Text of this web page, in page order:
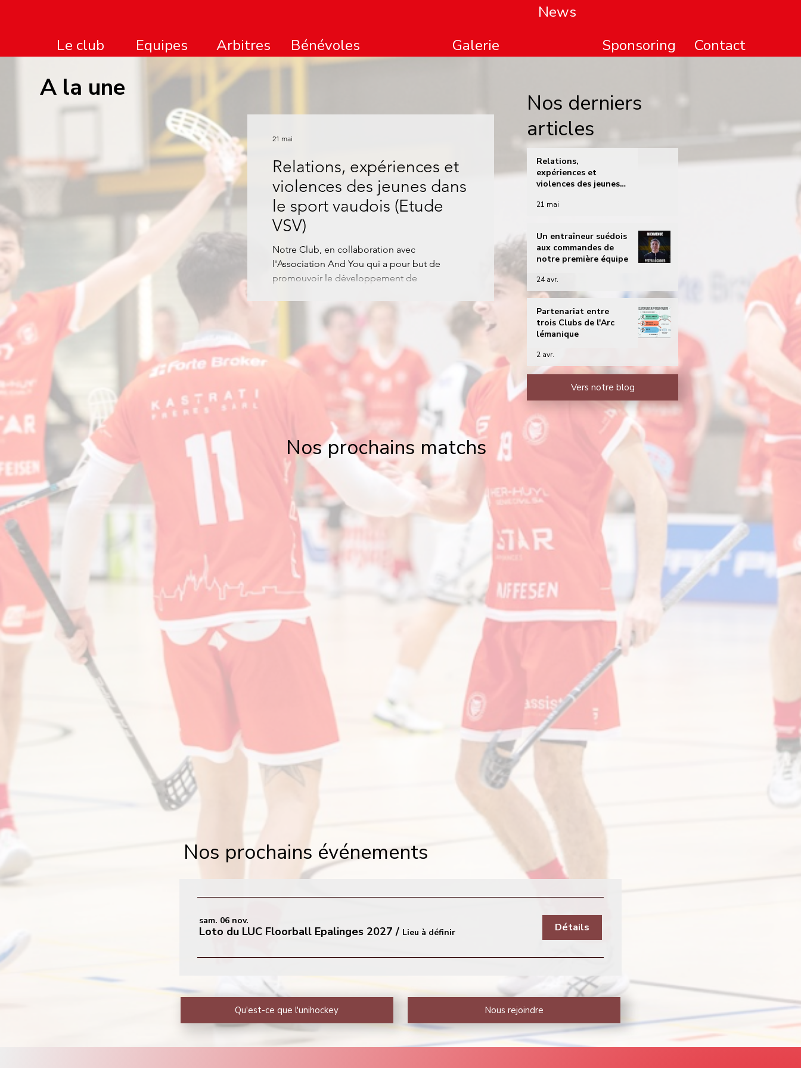
Le club Equipes Arbitres Bénévoles Galerie
News
Sponsoring
Contact
A la une
Relations, expériences et
violences des jeunes dans
le sport vaudois (Etude
VSV)
Notre Club, en collaboration avec
l'Association And You qui a pour but de
promouvoir le développement de
et leur entourage pour prévenir des situations
expériences et violences de jeunes dans le
sport vaudois".
21 mai
Nos derniers
articles
Relations,
expériences et
violences des jeunes
(Etude VSV)
21 mai
Un entraîneur suédois
aux commandes de
notre première équipe
24 avr.
Partenariat entre
trois Clubs de l'Arc
lémanique
2 avr.
Vers notre blog
Nos prochains événements
sam. 06 nov.
Loto du LUC Floorball Epalinges 2027 / Lieu à définir Détails
Nos prochains matchs
Qu'est-ce que l'unihockey Nous rejoindre